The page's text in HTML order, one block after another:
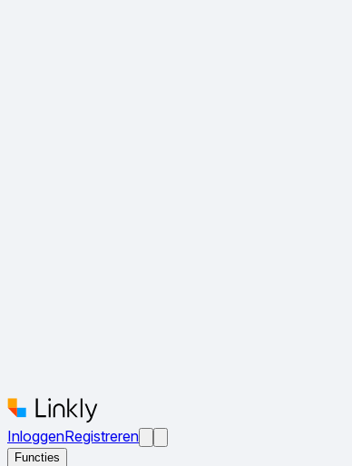
InloggenRegistreren
Functies